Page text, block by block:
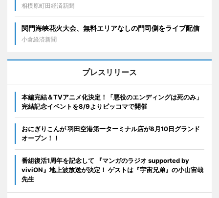
相模原町田経済新聞
関門海峡花火大会、無料エリアなしの門司側をライブ配信
小倉経済新聞
プレスリリース
本編完結＆TVアニメ化決定！「悪役のエンディングは死のみ」
完結記念イベントを8/9よりピッコマで開催
おにぎりこんが 羽田空港第一ターミナル店が8月10日グランド
オープン！！
番組復活1周年を記念して 『マンガのラジオ supported by
viviON』地上波放送が決定！ ゲストは『宇宙兄弟』の小山宙哉
先生